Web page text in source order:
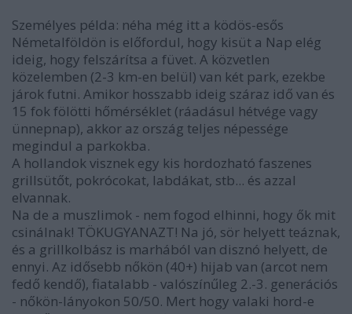
Személyes példa: néha még itt a ködös-esős
Németalföldön is előfordul, hogy kisüt a Nap elég
ideig, hogy felszárítsa a füvet. A közvetlen
közelemben (2-3 km-en belül) van két park, ezekbe
járok futni. Amikor hosszabb ideig száraz idő van és
15 fok fölötti hőmérséklet (ráadásul hétvége vagy
ünnepnap), akkor az ország teljes népessége
megindul a parkokba.
A hollandok visznek egy kis hordozható faszenes
grillsütőt, pokrócokat, labdákat, stb... és azzal
elvannak.
Na de a muszlimok - nem fogod elhinni, hogy ők mit
csinálnak! TÖKUGYANAZT! Na jó, sör helyett teáznak,
és a grillkolbász is marhából van disznó helyett, de
ennyi. Az idősebb nőkön (40+) hijab van (arcot nem
fedő kendő), fiatalabb - valószínűleg 2.-3. generációs
- nőkön-lányokon 50/50. Mert hogy valaki hord-e